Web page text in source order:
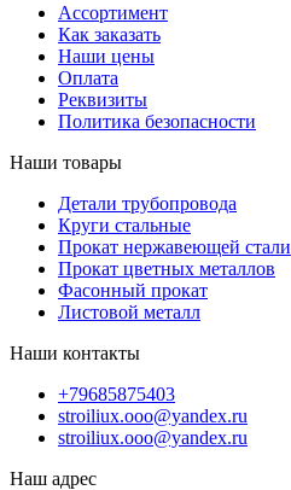
Ассортимент
Как заказать
Наши цены
Оплата
Реквизиты
Политика безопасности
Наши товары
Детали трубопровода
Круги стальные
Прокат нержавеющей стали
Прокат цветных металлов
Фасонный прокат
Листовой металл
Наши контакты
+79685875403
stroiliux.ooo@yandex.ru
stroiliux.ooo@yandex.ru
Наш адрес